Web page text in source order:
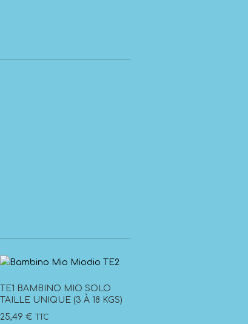
TE1 BAMBINO MIO SOLO
TAILLE UNIQUE (3 À 18 KGS)
25,49€ TTC